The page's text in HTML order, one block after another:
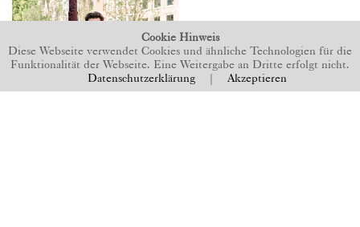
Cookie Hinweis
Diese Webseite verwendet Cookies und ähnliche Technologien für die
Funktionalität der Webseite. Eine Weitergabe an Dritte erfolgt nicht.
Datenschutzerklärung Akzeptieren